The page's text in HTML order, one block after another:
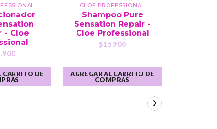
- Cloe
CARRITO DE
CLOE PROFESSIONAL
Shampoo Pure
Sensation Repair -
Cloe Professional
$16.900
AGREGAR AL CARRITO DE
COMPRAS